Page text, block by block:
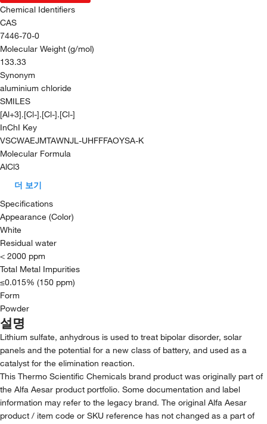
Chemical Identifiers
CAS
7446-70-0
Molecular Weight (g/mol)
133.33
Synonym
aluminium chloride
SMILES
[Al+3].[Cl-].[Cl-].[Cl-]
InChI Key
VSCWAEJMTAWNJL-UHFFFAOYSA-K
Molecular Formula
AlCl3
더 보기
Specifications
Appearance (Color)
White
Residual water
< 2000 ppm
Total Metal Impurities
≤0.015% (150 ppm)
Form
Powder
설명
Lithium sulfate, anhydrous is used to treat bipolar disorder, solar
panels and the potential for a new class of battery, and used as a
catalyst for the elimination reaction.
This Thermo Scientific Chemicals brand product was originally part of
the Alfa Aesar product portfolio. Some documentation and label
information may refer to the legacy brand. The original Alfa Aesar
product / item code or SKU reference has not changed as a part of